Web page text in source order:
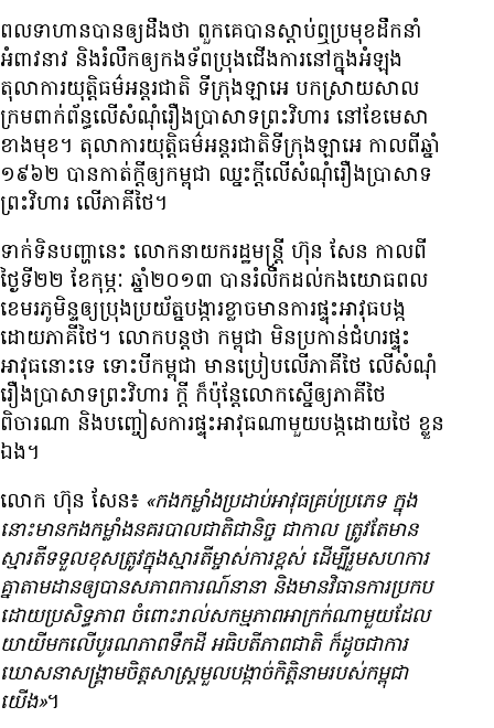
ពល​ទាហាន​បាន​ឲ្យ​ដឹង​ថា ពួក​គេ​បាន​ស្តាប់​ឮ​ប្រមុខ​ដឹកនាំ​
អំពាវនាវ និង​រំលឹក​ឲ្យ​កងទ័ព​ប្រុង​ជើង​ការ​នៅ​ក្នុង​អំឡុង​
តុលាការ​យុត្តិធម៌​អន្តរជាតិ ទីក្រុង​ឡាអេ បកស្រាយ​សាល​
ក្រម​ពាក់ព័ន្ធ​លើ​សំណុំ​រឿង​ប្រាសាទ​ព្រះវិហារ នៅ​ខែ​មេសា
ខាង​មុខ។ តុលាការ​យុត្តិធម៌​អន្តរជាតិ​ទីក្រុង​ឡាអេ កាល​ពី​ឆ្នាំ​
១៩៦២ បាន​កាត់​ក្តី​ឲ្យ​កម្ពុជា ឈ្នះ​ក្តី​លើ​សំណុំ​រឿង​ប្រាសាទ​
ព្រះវិហារ លើ​ភាគី​ថៃ។
ទាក់​ទិន​បញ្ហា​នេះ លោក​នាយក​រដ្ឋមន្ត្រី ហ៊ុន សែន កាល​ពី​
ថ្ងៃ​ទី២២ ខែ​កុម្ភៈ ឆ្នាំ​២០១៣ បាន​រំលឹក​ដល់​កង​យោធ​ពល​
ខេមរភូមិន្ទ​ឲ្យ​ប្រុង​ប្រយ័ត្ន​បង្ការ​ខ្លាច​មាន​ការ​ផ្ទុះ​អាវុធ​បង្ក​
ដោយ​ភាគី​ថៃ។ លោក​បន្ត​ថា កម្ពុជា មិន​ប្រកាន់​ជំហរ​ផ្ទុះ​
អាវុធ​នោះ​ទេ ទោះ​បី​កម្ពុជា មាន​ប្រៀប​លើ​ភាគី​ថៃ លើ​សំណុំ​
រឿង​ប្រាសាទ​ព្រះវិហារ ក្តី ក៏ប៉ុន្តែ​លោក​ស្នើ​ឲ្យ​ភាគី​ថៃ
ពិចារណា និង​បញ្ចៀស​ការ​ផ្ទុះ​អាវុធ​ណា​មួយ​បង្ក​ដោយ​ថៃ ខ្លួន​
ឯង។
លោក ហ៊ុន សែន៖ «កង​កម្លាំង​ប្រដាប់​អាវុធ​គ្រប់​ប្រភេទ ក្នុង​
នោះ​មាន​កង​កម្លាំង​នគរបាល​ជាតិ​ជានិច្ច ជា​កាល ត្រូវ​តែ​មាន​
ស្មារតី​ទទួល​ខុស​ត្រូវ​ក្នុង​ស្មារតី​ម្ចាស់​ការ​ខ្ពស់ ដើម្បី​រួម​សហការ​
គ្នា​តាម​ដាន​ឲ្យ​បាន​សភាពការណ៍​នានា និង​មាន​វិធានការ​ប្រកប​
ដោយ​ប្រសិទ្ធភាព ចំពោះ​រាល់​សកម្មភាព​អាក្រក់​ណា​មួយ​ដែល​
យាយី​មក​លើ​បូរណភាព​ទឹកដី អធិបតីភាព​ជាតិ ក៏​ដូច​ជា​ការ​
ឃោសនា​សង្គ្រាម​ចិត្ត​សាស្ត្រ​មួល​បង្កាច់​កិត្តិនាម​របស់​កម្ពុជា
យើង»។